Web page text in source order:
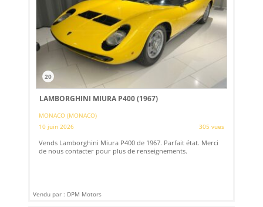
20
LAMBORGHINI MIURA P400 (1967)
MONACO (MONACO)
10 juin 2026
305 vues
Vends Lamborghini Miura P400 de 1967. Parfait état. Merci
de nous contacter pour plus de renseignements.
Vendu par : DPM Motors